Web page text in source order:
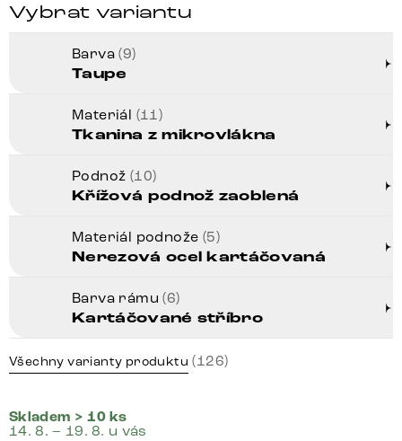
Vybrat variantu
Barva(9)
Taupe
Materiál (11)
Tkanina z mikrovlákna
Podnož (10)
Křížová podnož zaoblená
Materiál podnože (5)
Nerezová ocel kartáčovaná
Barva rámu(6)
Kartáčované stříbro
Všechny varianty produktu (126)
Skladem > 10 ks
14. 8. – 19. 8. u vás